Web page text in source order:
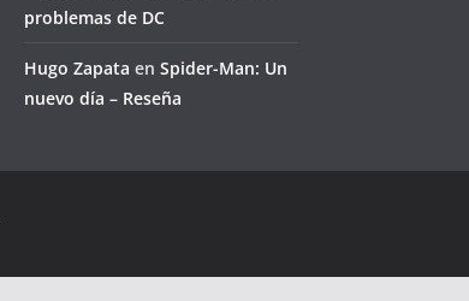
problemas de DC
Hugo Zapata en Spider-Man: Un
nuevo día – Reseña